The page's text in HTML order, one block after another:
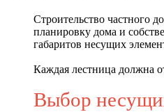
Строительство частного
планировку дома и
габаритов несущих
Каждая лестница должна
Выбор